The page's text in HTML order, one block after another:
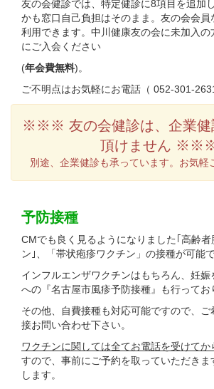
友の会健診では、特定健診に8項目を追加
かも窓口自己負担はそのまま。友の会会員
利用できます。中川健康友の会に未加入の
にご入会ください
(年会費無料)。
ご不明点はお気軽にお電話（ 052-301-
※※※ 友の会健診は、企業健
頂けません
別途、企業健診も承っています。お気軽
予防接種
CMでも良く見るようになりました｢高齢
ン｣、「帯状疱疹ワクチン」の接種が可能で
インフルエンザワクチンはもちろん、妊
への『名古屋市風疹予防接種』も行ってお
その他、自費接種も対応可能ですので、ご
接お問い合わせ下さい。
ワクチンに関しては全てお電話を受けてか
すので、事前にご予約を取っていただきま
します。